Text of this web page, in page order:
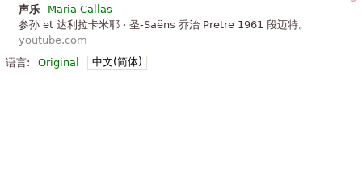
声乐
Maria Callas
参孙 et 达利拉卡米耶 · 圣-Saëns 乔治 Pretre 1961 段迈特。
youtube.com
语言:
Original 中文(简体)